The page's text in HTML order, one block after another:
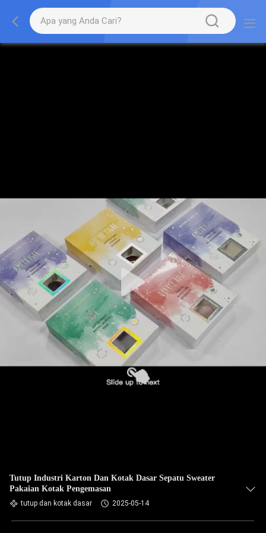
Tutup Industri Karton Dan Kotak Dasar Sepatu Sweater
Pakaian Kotak Pengemasan
tutup dan kotak dasar 2025-05-14